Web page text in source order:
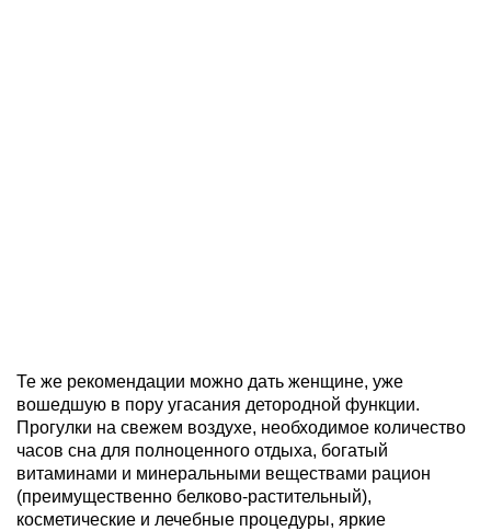
Те же рекомендации можно дать женщине, уже
вошедшую в пору угасания детородной функции.
Прогулки на свежем воздухе, необходимое количество
часов сна для полноценного отдыха, богатый
витаминами и минеральными веществами рацион
(преимущественно белково-растительный),
косметические и лечебные процедуры, яркие